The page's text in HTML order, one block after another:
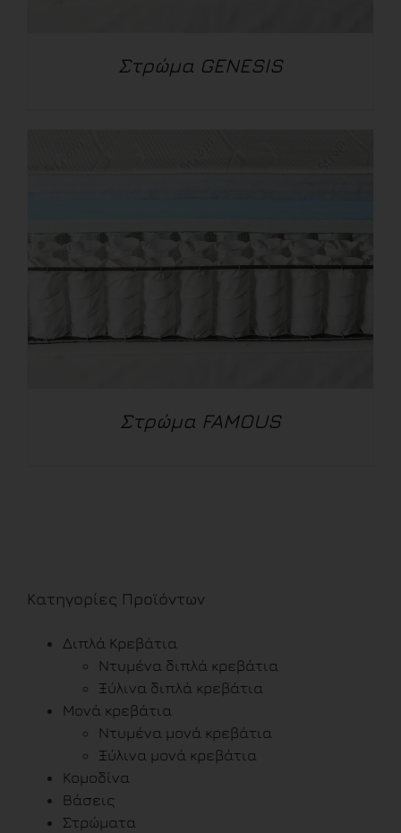
Στρώμα GENESIS
Στρώμα FAMOUS
Κατηγορίες Προϊόντων
Διπλά Κρεβάτια
Ντυμένα διπλά κρεβάτια
Ξύλινα διπλά κρεβάτια
Μονά κρεβάτια
Ντυμένα μονά κρεβάτια
Ξύλινα μονά κρεβάτια
Κομοδίνα
Βάσεις
Στρώματα